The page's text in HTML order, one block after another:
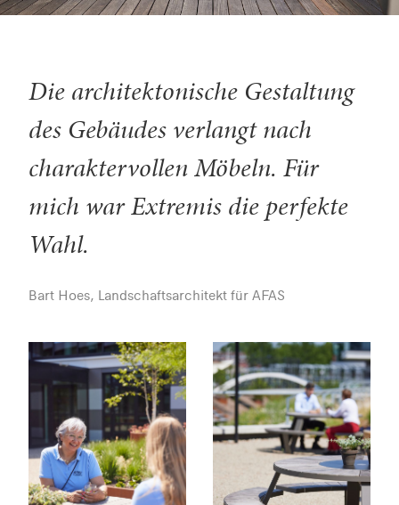
Die architektonische Gestaltung
des Gebäudes verlangt nach
charaktervollen Möbeln. Für
mich war Extremis die perfekte
Wahl.
Bart Hoes, Landschaftsarchitekt für AFAS